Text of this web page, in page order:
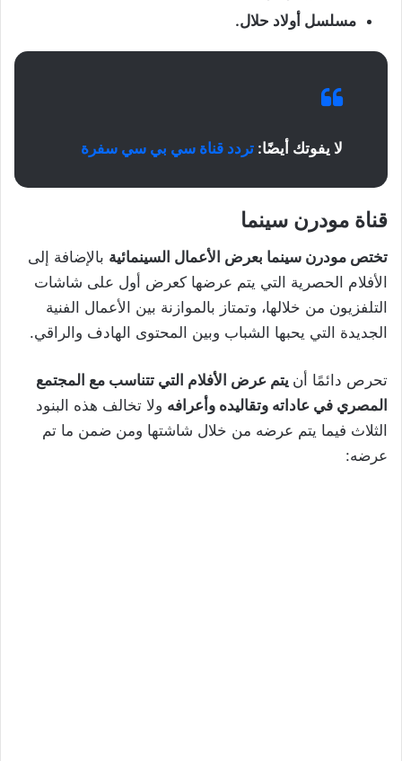
مسلسل أولاد حلال.
لا يفوتك أيضًا: تردد قناة سي بي سي سفرة
قناة مودرن سينما
تختص مودرن سينما بعرض الأعمال السينمائية بالإضافة إلى
الأفلام الحصرية التي يتم عرضها كعرض أول على شاشات
التلفزيون من خلالها، وتمتاز بالموازنة بين الأعمال الفنية
الجديدة التي يحبها الشباب وبين المحتوى الهادف والراقي.
تحرص دائمًا أن يتم عرض الأفلام التي تتناسب مع المجتمع
المصري في عاداته وتقاليده وأعرافه ولا تخالف هذه البنود
الثلاث فيما يتم عرضه من خلال شاشتها ومن ضمن ما تم
عرضه: